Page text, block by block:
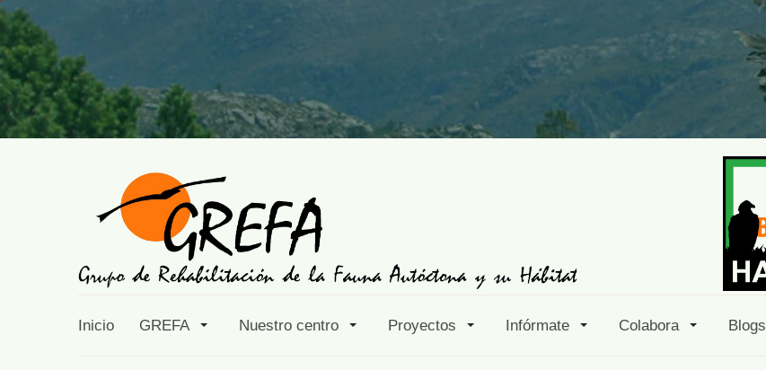
Inicio GREFA Nuestro centro Proyectos Infórmate Colabora Blogs